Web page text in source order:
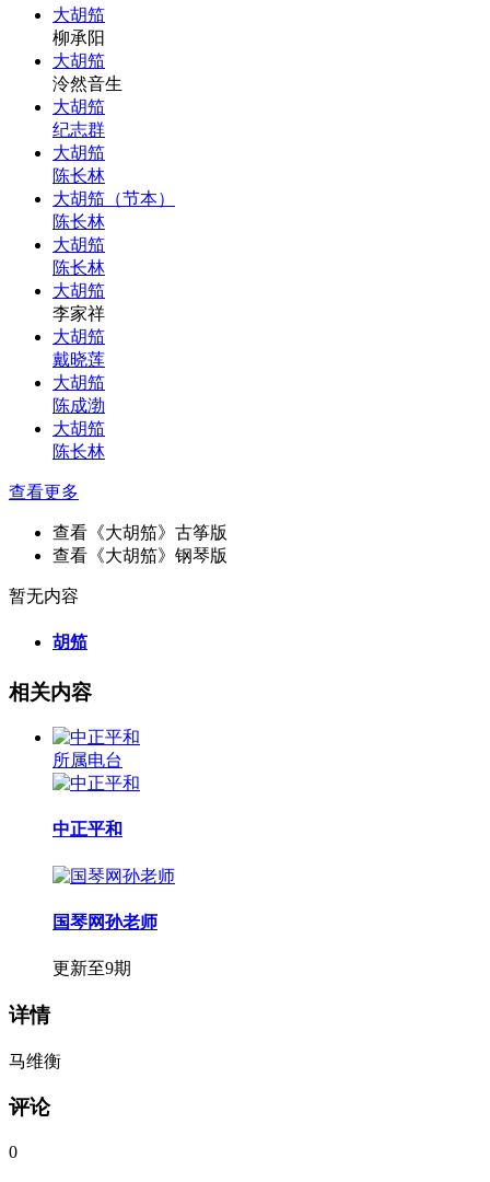
大胡笳
柳承阳
大胡笳
泠然音生
大胡笳
纪志群
大胡笳
陈长林
大胡笳（节本）
陈长林
大胡笳
陈长林
大胡笳
李家祥
大胡笳
戴晓莲
大胡笳
陈成渤
大胡笳
陈长林
查看更多
查看《大胡笳》古筝版
查看《大胡笳》钢琴版
暂无内容
胡笳
相关内容
所属电台
中正平和
国琴网孙老师
更新至9期
详情
马维衡
评论
0